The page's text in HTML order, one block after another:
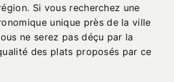
Si vous recherchez une
unique près de la ville
ne serez pas déçu par la
des plats proposés par ce